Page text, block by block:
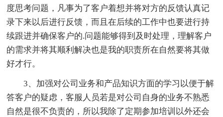
度思考问题，凡事为了客户着想并将对方的反馈认真记
录下来以后进行反馈，而且在后续的工作中也要进行持
续跟进并确保客户的.问题能够得到及时处理，理解客户
的需求并将其顺利解决也是我的职责所在自然要将其做
好才行。
3、加强对公司业务和产品知识方面的学习以便于解
答客户的疑虑，客服人员若是对公司自身的业务不熟悉
自然是很不负责的，所以我除了定期参加培训以外还会